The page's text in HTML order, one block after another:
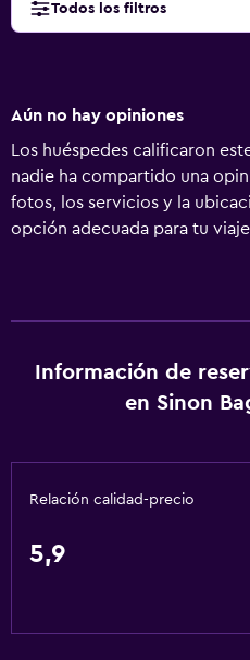
Todos los filtros
Aún no hay opiniones
Los huéspedes calificaron
nadie ha compartido una
fotos, los servicios y la
opción adecuada para tu
Información de
en Sinon
Relación calidad-precio
5,9